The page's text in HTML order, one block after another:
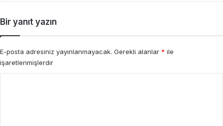
Bir yanıt yazın
E-posta adresiniz yayınlanmayacak. Gerekli alanlar * ile
işaretlenmişlerdir